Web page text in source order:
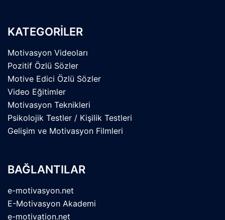
KATEGORİLER
Motivasyon Videoları
Pozitif Özlü Sözler
Motive Edici Özlü Sözler
Video Eğitimler
Motivasyon Teknikleri
Psikolojik Testler / Kişilik Testleri
Gelişim ve Motivasyon Filmleri
BAĞLANTILAR
e-motivasyon.net
E-Motivasyon Akademi
e-motivation.net